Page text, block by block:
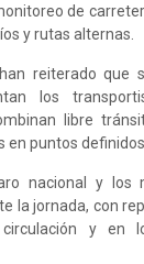
de
y rutas alternas.
reiterado que
los
libre
en puntos
nacional y los
la jornada, con
y en